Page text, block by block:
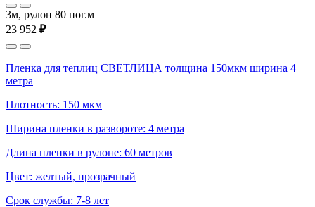
3м, рулон 80 пог.м
23 952 ₽
Пленка для теплиц СВЕТЛИЦА толщина 150мкм ширина 4
метра
Плотность: 150 мкм
Ширина пленки в развороте: 4 метра
Длина пленки в рулоне: 60 метров
Цвет: желтый, прозрачный
Срок службы: 7-8 лет